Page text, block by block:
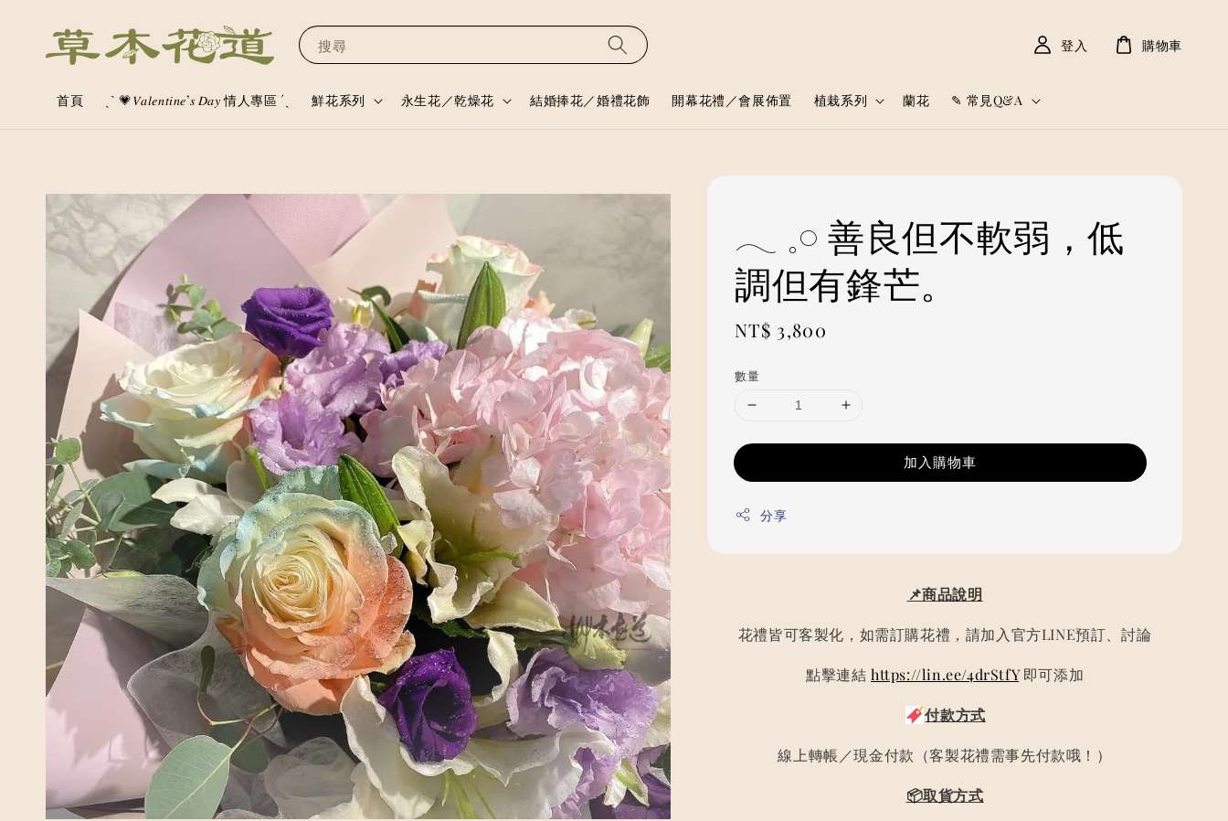
搜尋
首頁 ˏˋ 💗𝑉𝑎𝑙𝑒𝑛𝑡𝑖𝑛𝑒’𝑠 𝐷𝑎𝑦 情人專區 ´ˎ 鮮花系列 永生花／乾燥花 結婚捧花／婚禮花飾 開幕花禮／會展佈置 植栽系列 蘭花 ✎ 常見Q&A
登入 購物車
𓂃 𓈒𓏸 善良但不軟弱，低
調但有鋒芒。
Regular
NT$ 3,800
數量
加入購物車
分享
📌商品說明
花禮皆可客製化，如需訂購花禮，請加入官方LINE預訂、討論
點擊連結 https://lin.ee/4drStfY即可添加
付款方式
線上轉帳／現金付款（客製花禮需事先付款哦！）
📦取貨方式